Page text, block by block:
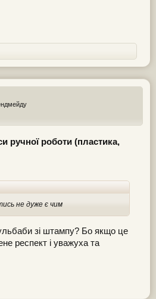
ручної роботи (пластика,
не дуже є чим
зі штампу? Бо якщо це
респект і уважуха та